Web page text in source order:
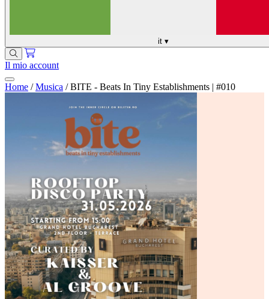
it ▾
Il mio account
Home / Musica / BITE - Beats In Tiny Establishments | #010